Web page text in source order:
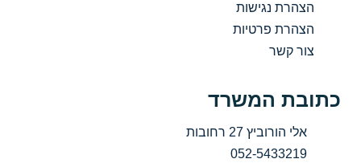
הצהרת נגישות
הצהרת פרטיות
צור קשר
כתובת המשרד
אלי הורוביץ 27 רחובות
052-5433219